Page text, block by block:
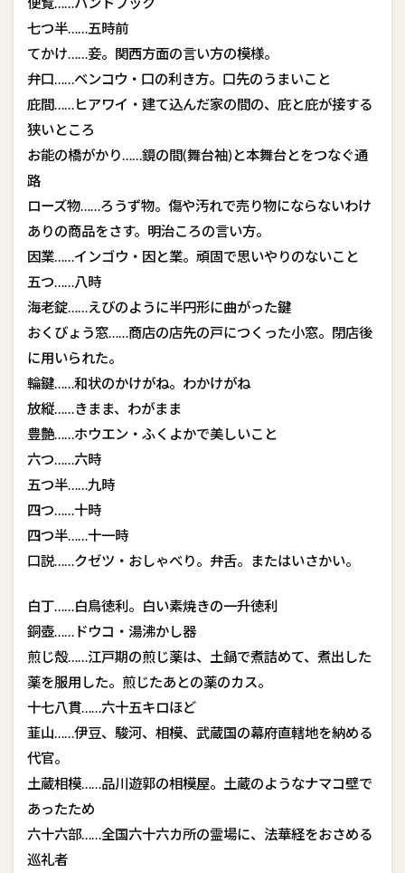
七つ半……五時前
てかけ……妾。関西方面の言い方の模様。
弁口……ベンコウ・口の利き方。口先のうまいこと
庇間……ヒアワイ・建て込んだ家の間の、庇と庇が接する
狭いところ
お能の橋がかり……鏡の間(舞台袖)と本舞台とをつなぐ通
路
ローズ物……ろうず物。傷や汚れで売り物にならないわけ
ありの商品をさす。明治ころの言い方。
因業……インゴウ・因と業。頑固で思いやりのないこと
五つ……八時
海老錠……えびのように半円形に曲がった鍵
おくびょう窓……商店の店先の戸につくった小窓。閉店後
に用いられた。
輪鍵……和状のかけがね。わかけがね
放縦……きまま、わがまま
豊艶……ホウエン・ふくよかで美しいこと
六つ……六時
五つ半……九時
四つ……十時
四つ半……十一時
口説……クゼツ・おしゃべり。弁舌。またはいさかい。
白丁……白鳥徳利。白い素焼きの一升徳利
銅壺……ドウコ・湯沸かし器
煎じ殻……江戸期の煎じ薬は、土鍋で煮詰めて、煮出した
薬を服用した。煎じたあとの薬のカス。
十七八貫……六十五キロほど
韮山……伊豆、駿河、相模、武蔵国の幕府直轄地を納める
代官。
土蔵相模……品川遊郭の相模屋。土蔵のようなナマコ壁で
あったため
六十六部……全国六十六カ所の霊場に、法華経をおさめる
巡礼者